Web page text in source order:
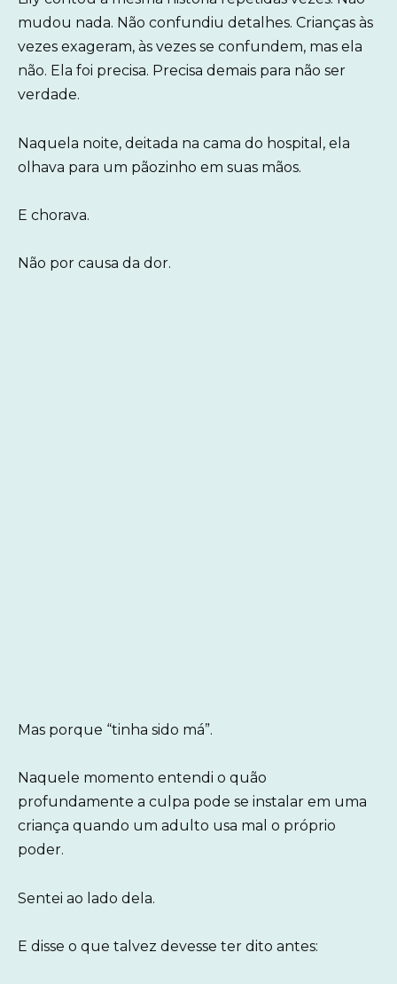
mudou nada. Não confundiu detalhes. Crianças às
vezes exageram, às vezes se confundem, mas ela
não. Ela foi precisa. Precisa demais para não ser
verdade.
Naquela noite, deitada na cama do hospital, ela
olhava para um pãozinho em suas mãos.
E chorava.
Não por causa da dor.
Mas porque “tinha sido má”.
Naquele momento entendi o quão
profundamente a culpa pode se instalar em uma
criança quando um adulto usa mal o próprio
poder.
Sentei ao lado dela.
E disse o que talvez devesse ter dito antes: